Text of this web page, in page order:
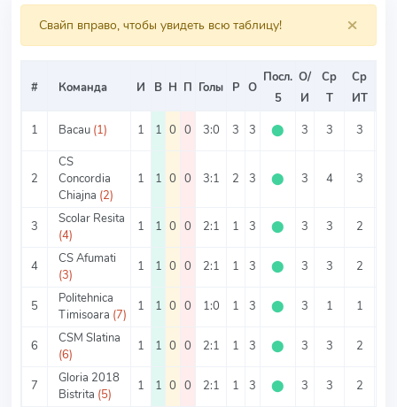
×
Свайп вправо, чтобы увидеть всю таблицу!
# Команда И В Н П Голы Р О
Посл.
5
О/
И
Ср
Т
Ср
ИТ
1
Bacau (1) 1 1 0 0 3:0 3 3 ⬤ 3 3 3
2
CS
Concordia
Chiajna (2)
1 1 0 0 3:1 2 3 ⬤ 3 4 3
3
Scolar Resita
(4)
1 1 0 0 2:1 1 3 ⬤ 3 3 2
4
CS Afumati
(3)
1 1 0 0 2:1 1 3 ⬤ 3 3 2
5
Politehnica
Timisoara (7)
1 1 0 0 1:0 1 3 ⬤ 3 1 1
6
CSM Slatina
(6)
1 1 0 0 2:1 1 3 ⬤ 3 3 2
7
Gloria 2018
Bistrita (5)
1 1 0 0 2:1 1 3 ⬤ 3 3 2